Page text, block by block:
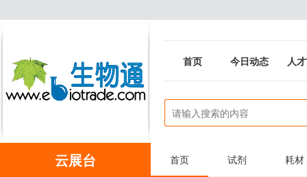
首页 今日动态 人
云展台 首页 试剂 耗材